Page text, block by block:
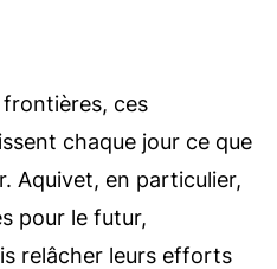
ces
chaque jour ce que
Aquivet, en particulier,
pour le futur,
relâcher leurs efforts